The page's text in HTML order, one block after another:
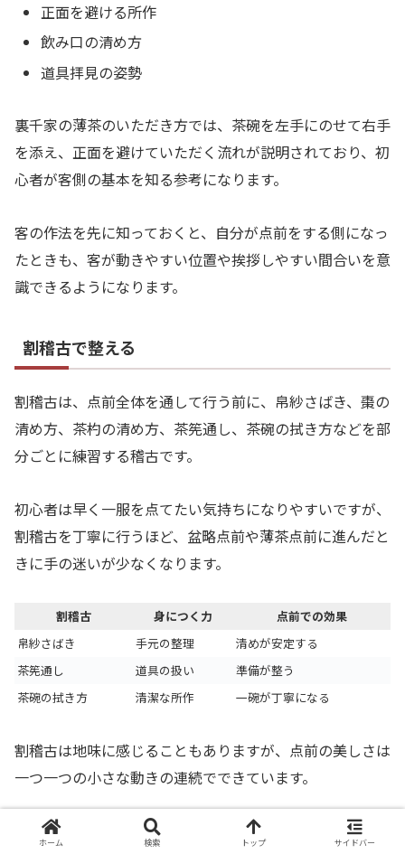
正面を避ける所作
飲み口の清め方
道具拝見の姿勢
裏千家の薄茶のいただき方では、茶碗を左手にのせて右手
を添え、正面を避けていただく流れが説明されており、初
心者が客側の基本を知る参考になります。
客の作法を先に知っておくと、自分が点前をする側になっ
たときも、客が動きやすい位置や挨拶しやすい間合いを意
識できるようになります。
割稽古で整える
割稽古は、点前全体を通して行う前に、帛紗さばき、棗の
清め方、茶杓の清め方、茶筅通し、茶碗の拭き方などを部
分ごとに練習する稽古です。
初心者は早く一服を点てたい気持ちになりやすいですが、
割稽古を丁寧に行うほど、盆略点前や薄茶点前に進んだと
きに手の迷いが少なくなります。
割稽古 身につく力
点前での効果
帛紗さばき
手元の整理
清めが安定する
茶筅通し
道具の扱い
準備が整う
茶碗の拭き方
清潔な所作 一碗が丁寧になる
割稽古は地味に感じることもありますが、点前の美しさは
一つ一つの小さな動きの連続でできています。
手順全体を暗記できない時期でも、清める動作や道具を置
ホーム 検索 トップ サイドバー